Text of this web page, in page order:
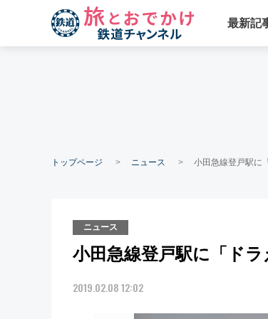
最新記
トップページ ニュース 小田急線登戸駅に
ニュース
小田急線登戸駅に「ド
2019.02.08 12:02